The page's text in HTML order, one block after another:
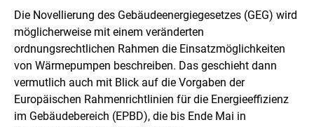
Die Novellierung des Gebäudeenergiegesetzes (GEG) wird
möglicherweise mit einem veränderten
ordnungsrechtlichen Rahmen die Einsatzmöglichkeiten
von Wärmepumpen beschreiben. Das geschieht dann
vermutlich auch mit Blick auf die Vorgaben der
Europäischen Rahmenrichtlinien für die Energieeffizienz
im Gebäudebereich (EPBD), die bis Ende Mai in